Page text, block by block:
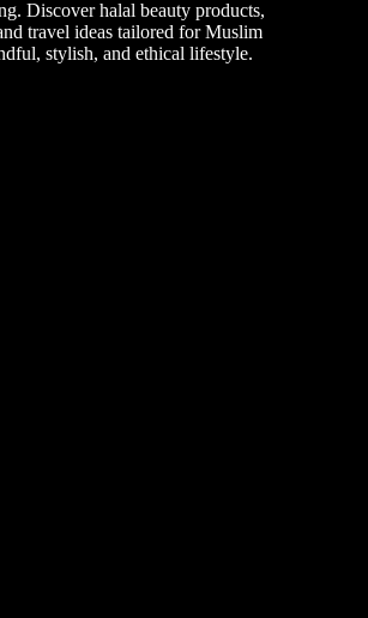
Discover halal beauty products,
travel ideas tailored for Muslim
stylish, and ethical lifestyle.